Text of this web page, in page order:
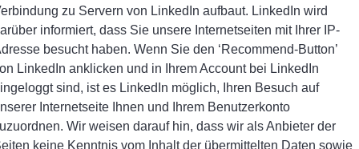
zu Servern von LinkedIn aufbaut. LinkedIn wird
informiert, dass Sie unsere Internetseiten mit Ihrer IP-
besucht haben. Wenn Sie den ‘Recommend-Button’
LinkedIn anklicken und in Ihrem Account bei LinkedIn
sind, ist es LinkedIn möglich, Ihren Besuch auf
Internetseite Ihnen und Ihrem Benutzerkonto
Wir weisen darauf hin, dass wir als Anbieter der
keine Kenntnis vom Inhalt der übermittelten Daten sowie